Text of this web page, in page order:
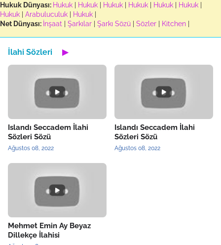
Hukuk Dünyası: Hukuk Hukuk Hukuk Hukuk Hukuk Hukuk
Hukuk
Arabuluculuk Hukuk
Net Dünyası: İnşaat Şarkılar Şarkı Sözü Sözler Kitchen
İlahi Sözleri ▶
Islandı Seccadem İlahi
Sözleri Sözü
Ağustos 08, 2022
Islandı Seccadem İlahi
Sözleri Sözü
Ağustos 08, 2022
Mehmet Emin Ay Beyaz
Dillekçe İlahisi